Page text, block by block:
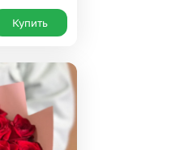
Купить